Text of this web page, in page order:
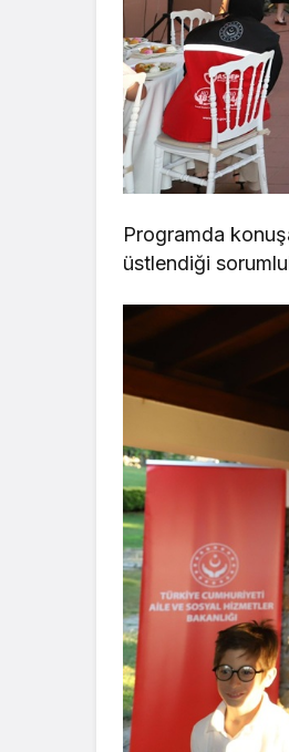
Programda
üstlendiği